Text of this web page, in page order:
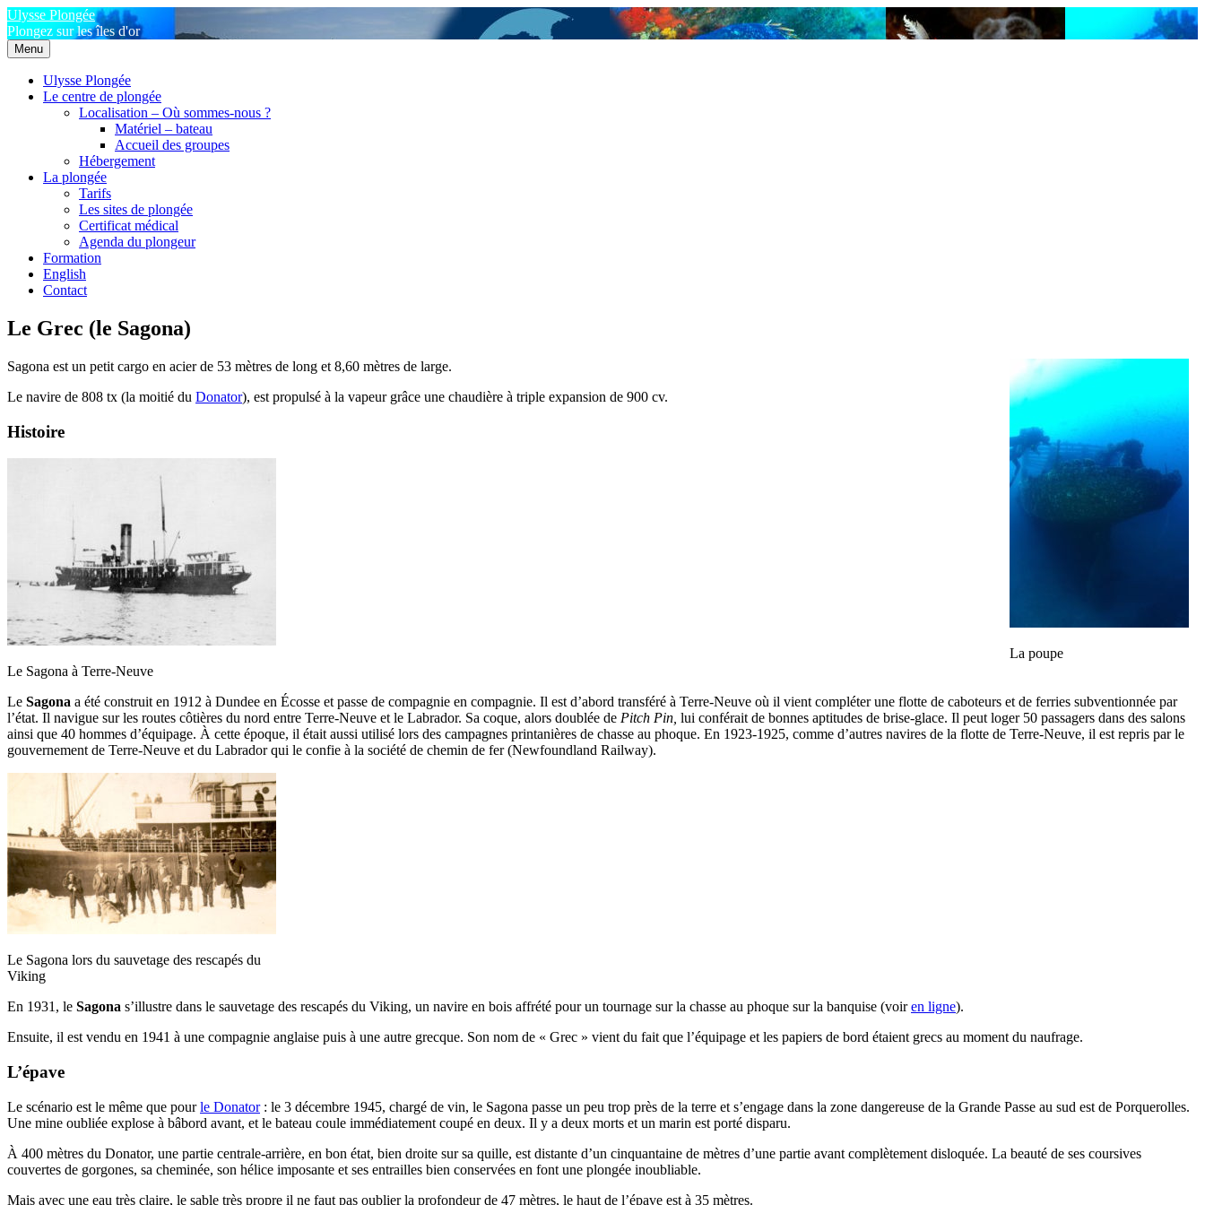
Aller
au
contenu
principal
Ulysse Plongée
Plongez sur les îles d'or
Menu
Ulysse Plongée
Le centre de plongée
Localisation – Où sommes-nous ?
Matériel – bateau
Accueil des groupes
Hébergement
La plongée
Tarifs
Les sites de plongée
Certificat médical
Agenda du plongeur
Formation
English
Contact
Le Grec (le Sagona)
La poupe
Sagona est un petit cargo en acier de 53 mètres de long et 8,60 mètres de large.
Le navire de 808 tx (la moitié du Donator), est propulsé à la vapeur grâce une chaudière à triple expansion de 900 cv.
Histoire
Le Sagona à Terre-Neuve
Le Sagona a été construit en 1912 à Dundee en Écosse et passe de compagnie en compagnie. Il est d’abord transféré à Terre-Neuve où il vient compléter une flotte de caboteurs et de ferries subventionnée par
l’état. Il navigue sur les routes côtières du nord entre Terre-Neuve et le Labrador. Sa coque, alors doublée de Pitch Pin, lui conférait de bonnes aptitudes de brise-glace. Il peut loger 50 passagers dans des salons
ainsi que 40 hommes d’équipage. À cette époque, il était aussi utilisé lors des campagnes printanières de chasse au phoque. En 1923-1925, comme d’autres navires de la flotte de Terre-Neuve, il est repris par le
gouvernement de Terre-Neuve et du Labrador qui le confie à la société de chemin de fer (Newfoundland Railway).
Le Sagona lors du sauvetage des rescapés du
Viking
En 1931, le Sagona s’illustre dans le sauvetage des rescapés du Viking, un navire en bois affrété pour un tournage sur la chasse au phoque sur la banquise (voiren ligne).
Ensuite, il est vendu en 1941 à une compagnie anglaise puis à une autre grecque. Son nom de « Grec » vient du fait que l’équipage et les papiers de bord étaient grecs au moment du naufrage.
L’épave
Le scénario est le même que pourle Donator: le 3 décembre 1945, chargé de vin, le Sagona passe un peu trop près de la terre et s’engage dans la zone dangereuse de la Grande Passe au sud est de Porquerolles.
Une mine oubliée explose à bâbord avant, et le bateau coule immédiatement coupé en deux. Il y a deux morts et un marin est porté disparu.
À 400 mètres du Donator, une partie centrale-arrière, en bon état, bien droite sur sa quille, est distante d’un cinquantaine de mètres d’une partie avant complètement disloquée. La beauté de ses coursives
couvertes de gorgones, sa cheminée, son hélice imposante et ses entrailles bien conservées en font une plongée inoubliable.
Mais avec une eau très claire, le sable très propre il ne faut pas oublier la profondeur de 47 mètres, le haut de l’épave est à 35 mètres.